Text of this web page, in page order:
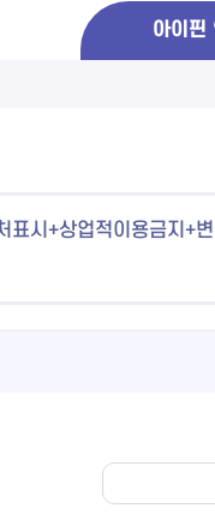
아이핀
표시+상업적이용금지+변